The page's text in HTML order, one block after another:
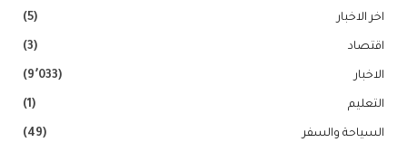
اخر الاخبار (5)
اقتصاد (3)
الاخبار (9٬033)
التعليم (1)
السياحة والسفر (49)